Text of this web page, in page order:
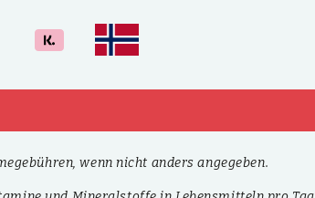
wenn nicht anders angegeben.